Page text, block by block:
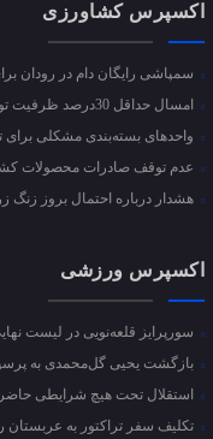
اکسپرس کشاورزی
سمپاشی رایگان دام در رودان
امسال حداقل 30درصد ظرفیت تولید گندم دیم از بین رفت
واحد‌های بسته‌بندی مشکلی برای
عدم توقف صادرات محصولات
هشدار درباره احتمال بروز زنگ
اکسپرس ورزشی
سورپرایز قلعه‌نویی در لیست
بازگشت یحیی گل‌محمدی به
استقلال تحت هیچ شرایطی
تکلیف سفر تراکتور به